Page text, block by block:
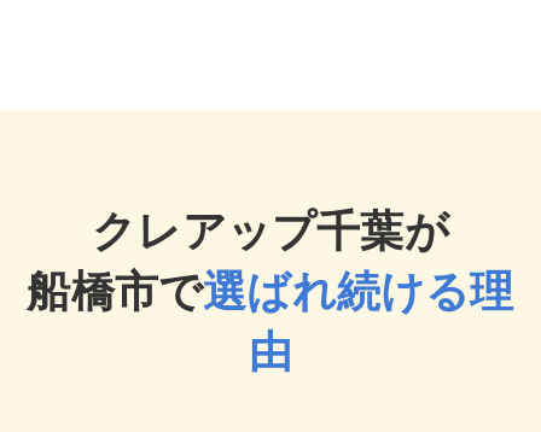
クレアップ千葉が
船橋市で選ばれ続ける理
由